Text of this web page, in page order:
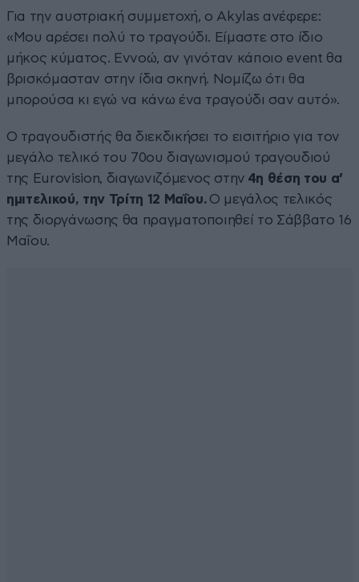
Για την αυστριακή συμμετοχή, ο Akylas ανέφερε:
«Μου αρέσει πολύ το τραγούδι. Είμαστε στο ίδιο
μήκος κύματος. Εννοώ, αν γινόταν κάποιο event θα
βρισκόμασταν στην ίδια σκηνή. Νομίζω ότι θα
μπορούσα κι εγώ να κάνω ένα τραγούδι σαν αυτό».
Ο τραγουδιστής θα διεκδικήσει το εισιτήριο για τον
μεγάλο τελικό του 70ου διαγωνισμού τραγουδιού
της Eurovision, διαγωνιζόμενος στην 4η θέση του α’
ημιτελικού, την Τρίτη 12 Μαΐου. Ο μεγάλος τελικός
της διοργάνωσης θα πραγματοποιηθεί το Σάββατο 16
Μαΐου.